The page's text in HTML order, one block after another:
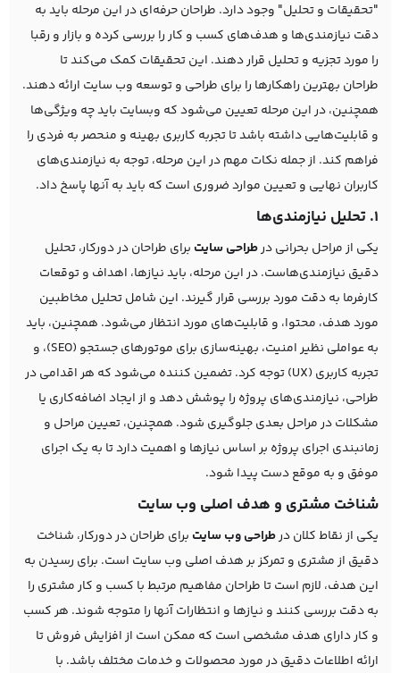
"تحقیقات و تحلیل" وجود دارد. طراحان حرفه‌ای در این مرحله باید به
دقت نیازمندی‌ها و هدف‌های کسب و کار را بررسی کرده و بازار و رقبا
را مورد تجزیه و تحلیل قرار دهند. این تحقیقات کمک می‌کند تا
طراحان بهترین راهکارها را برای طراحی و توسعه وب سایت ارائه دهند.
همچنین، در این مرحله تعیین می‌شود که وبسایت باید چه ویژگی‌ها
و قابلیت‌هایی داشته باشد تا تجربه کاربری بهینه و منحصر به فردی را
فراهم کند. از جمله نکات مهم در این مرحله، توجه به نیازمندی‌های
کاربران نهایی و تعیین موارد ضروری است که باید به آنها پاسخ داد.
1. تحلیل نیازمندی‌ها
یکی از مراحل بحرانی درطراحی سایت برای طراحان در دورکار، تحلیل
دقیق نیازمندی‌هاست. در این مرحله، باید نیازها، اهداف و توقعات
کارفرما به دقت مورد بررسی قرار گیرند. این شامل تحلیل مخاطبین
مورد هدف، محتوا، و قابلیت‌های مورد انتظار می‌شود. همچنین، باید
به عواملی نظیر امنیت، بهینه‌سازی برای موتورهای جستجو (SEO)، و
تجربه کاربری (UX) توجه کرد. تضمین کننده می‌شود که هر اقدامی در
طراحی، نیازمندی‌های پروژه را پوشش دهد و از ایجاد اضافه‌کاری یا
مشکلات در مراحل بعدی جلوگیری شود. همچنین، تعیین مراحل و
زمانبندی اجرای پروژه بر اساس نیازها و اهمیت دارد تا به یک اجرای
موفق و به موقع دست پیدا شود.
شناخت مشتری و هدف اصلی وب سایت
یکی از نقاط کلان درطراحی وب‌ سایت برای طراحان در دورکار، شناخت
دقیق از مشتری و تمرکز بر هدف اصلی وب سایت است. برای رسیدن به
این هدف، لازم است تا طراحان مفاهیم مرتبط با کسب و کار مشتری را
به دقت بررسی کنند و نیازها و انتظارات آنها را متوجه شوند. هر کسب
و کار دارای هدف مشخصی است که ممکن است از افزایش فروش تا
ارائه اطلاعات دقیق در مورد محصولات و خدمات مختلف باشد. با